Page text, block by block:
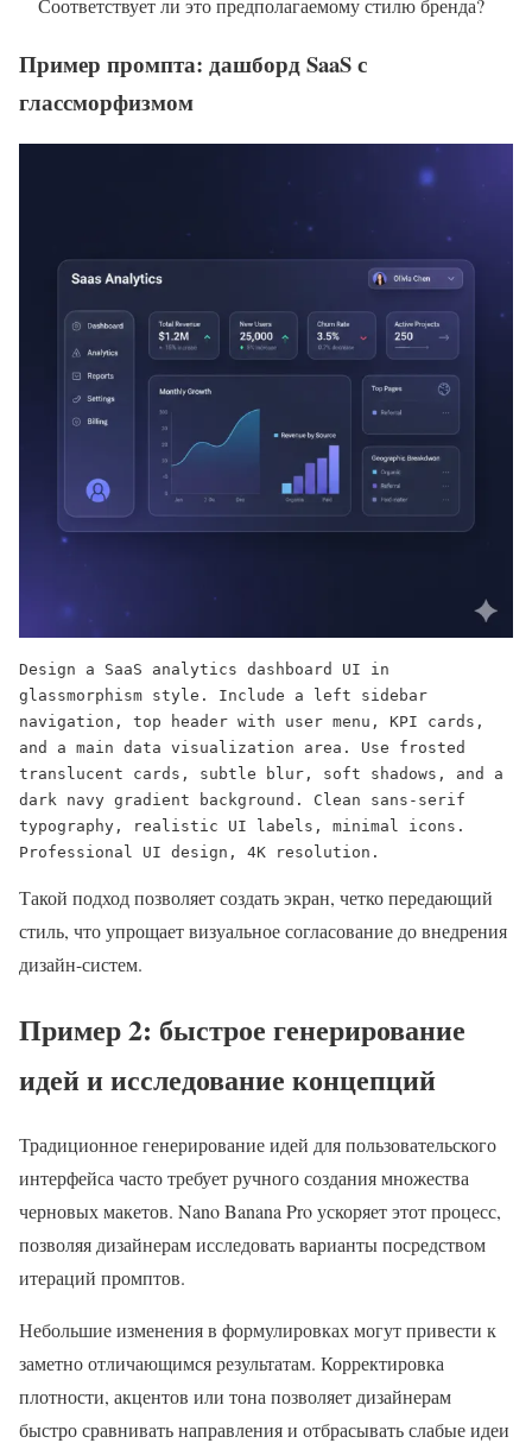
Соответствует ли это предполагаемому стилю бренда?
Пример промпта: дашборд SaaS с
глассморфизмом
Design a SaaS analytics dashboard UI in
glassmorphism style. Include a left sidebar
navigation, top header with user menu, KPI cards,
and a main data visualization area. Use frosted
translucent cards, subtle blur, soft shadows, and a
dark navy gradient background. Clean sans-serif
typography, realistic UI labels, minimal icons.
Professional UI design, 4K resolution.
Такой подход позволяет создать экран, четко передающий
стиль, что упрощает визуальное согласование до внедрения
дизайн-систем.
Пример 2: быстрое генерирование
идей и исследование концепций
Традиционное генерирование идей для пользовательского
интерфейса часто требует ручного создания множества
черновых макетов. Nano Banana Pro ускоряет этот процесс,
позволяя дизайнерам исследовать варианты посредством
итераций промптов.
Небольшие изменения в формулировках могут привести к
заметно отличающимся результатам. Корректировка
плотности, акцентов или тона позволяет дизайнерам
быстро сравнивать направления и отбрасывать слабые идеи